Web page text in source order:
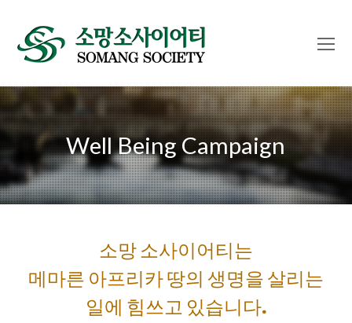
Well Being Campaign
소망 소사이어티는
메마른 아프리카 땅의 생명을 살리는
일에 힘쓰고 있습니다.